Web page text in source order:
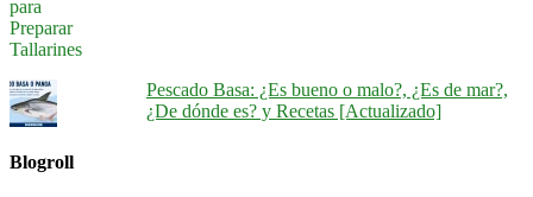
Pescado Basa: ¿Es bueno o malo?, ¿Es de mar?,
¿De dónde es? y Recetas [Actualizado]
Blogroll